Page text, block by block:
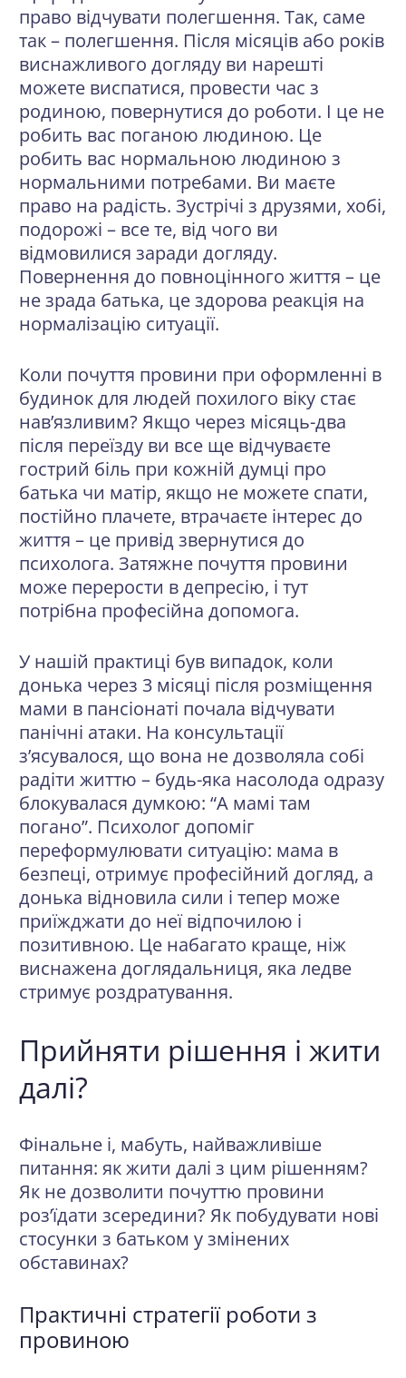
право відчувати полегшення. Так, саме
так – полегшення. Після місяців або років
виснажливого догляду ви нарешті
можете виспатися, провести час з
родиною, повернутися до роботи. І це не
робить вас поганою людиною. Це
робить вас нормальною людиною з
нормальними потребами. Ви маєте
право на радість. Зустрічі з друзями, хобі,
подорожі – все те, від чого ви
відмовилися заради догляду.
Повернення до повноцінного життя – це
не зрада батька, це здорова реакція на
нормалізацію ситуації.
Коли почуття провини при оформленні в
будинок для людей похилого віку стає
нав’язливим? Якщо через місяць-два
після переїзду ви все ще відчуваєте
гострий біль при кожній думці про
батька чи матір, якщо не можете спати,
постійно плачете, втрачаєте інтерес до
життя – це привід звернутися до
психолога. Затяжне почуття провини
може перерости в депресію, і тут
потрібна професійна допомога.
У нашій практиці був випадок, коли
донька через 3 місяці після розміщення
мами в пансіонаті почала відчувати
панічні атаки. На консультації
з’ясувалося, що вона не дозволяла собі
радіти життю – будь-яка насолода одразу
блокувалася думкою: “А мамі там
погано”. Психолог допоміг
переформулювати ситуацію: мама в
безпеці, отримує професійний догляд, а
донька відновила сили і тепер може
приїжджати до неї відпочилою і
позитивною. Це набагато краще, ніж
виснажена доглядальниця, яка ледве
стримує роздратування.
Прийняти рішення і жити
далі?
Фінальне і, мабуть, найважливіше
питання: як жити далі з цим рішенням?
Як не дозволити почуттю провини
роз’їдати зсередини? Як побудувати нові
стосунки з батьком у змінених
обставинах?
Практичні стратегії роботи з
провиною